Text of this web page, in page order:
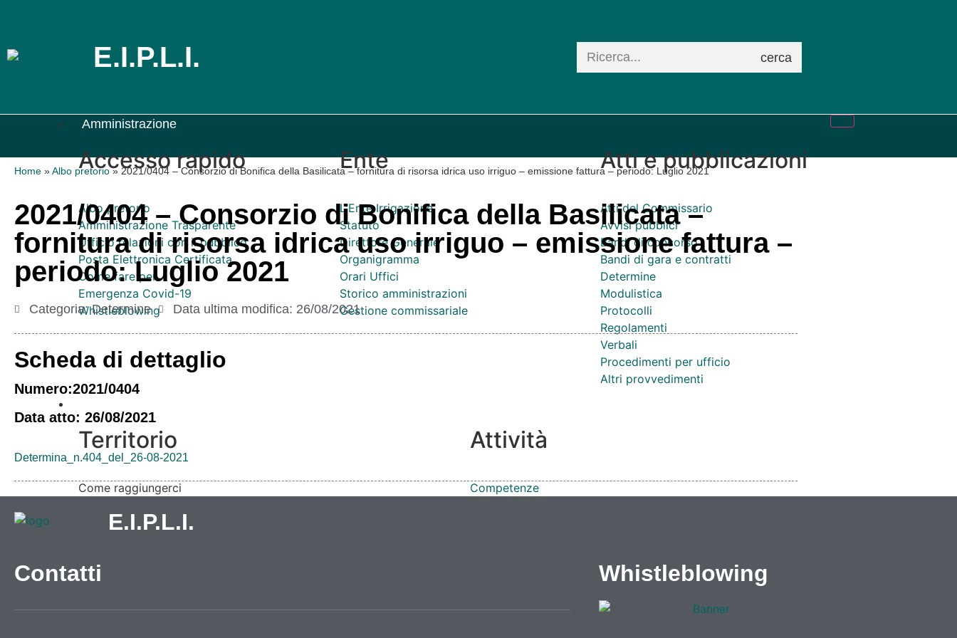
E.I.P.L.I. cerca
Amministrazione
Accesso rapido
Albo pretorio
Amministrazione Trasparente
Ufficio relazioni con il pubblico
Posta Elettronica Certificata
Come fare per
Emergenza Covid-19
Whistleblowing
Ente
L'Ente Irrigazione
Statuto
Direttore Generale
Organigramma
Orari Uffici
Storico amministrazioni
Gestione commissariale
Atti e pubblicazioni
Atti del Commissario
Avvisi pubblici
Bandi di concorso
Bandi di gara e contratti
Determine
Modulistica
Protocolli
Regolamenti
Verbali
Procedimenti per ufficio
Altri provvedimenti
Territorio
Come raggiungerci
Attività
Competenze
Cantieri
Home » Albo pretorio» 2021/0404 – Consorzio di Bonifica della Basilicata – fornitura di risorsa idrica uso irriguo – emissione fattura – periodo: Luglio 2021
2021/0404 – Consorzio di Bonifica della Basilicata –
fornitura di risorsa idrica uso irriguo – emissione fattura –
periodo: Luglio 2021
Categoria:Determine Data ultima modifica: 26/08/2021
Scheda di dettaglio
Numero:2021/0404
Data atto: 26/08/2021
Determina_n.404_del_26-08-2021
E.I.P.L.I.
Contatti
Whistleblowing